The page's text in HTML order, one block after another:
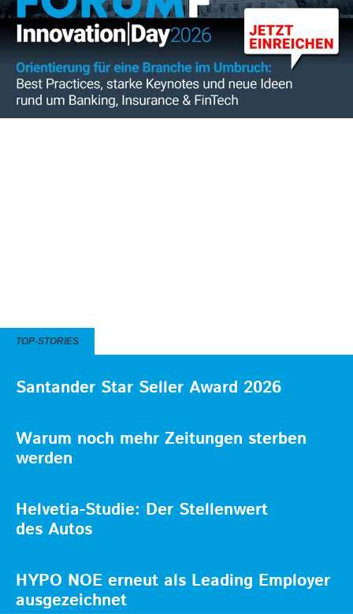
TOP-STORIES
Santander Star Seller Award 2026
Warum noch mehr Zeitungen sterben
werden
Helvetia-Studie: Der Stellenwert
des Autos
HYPO NOE erneut als Leading Employer
ausgezeichnet